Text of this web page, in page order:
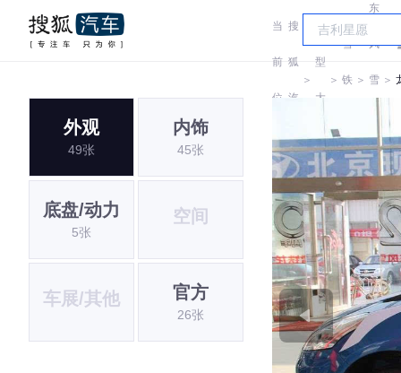
当
前
位
搜
狐
汽
＞
车
型
大
全
＞
雪
铁 ＞
东
风
雪
龙
＞
外观
49张
内饰
45张
底盘/动力
5张
空间
车展/其他 官方
26张